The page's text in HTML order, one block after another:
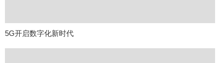
5G开启数字化新时代